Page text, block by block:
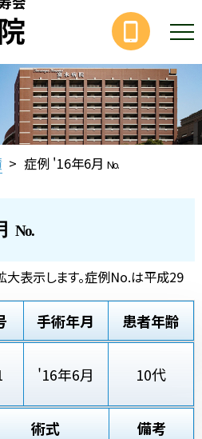
> 症例 '16年6月 No.
No.
大表示します。症例No.は平成29
手術年月 患者年齢
'16年6月 10代
術式 備考